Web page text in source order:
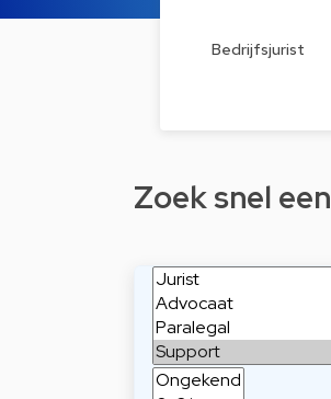
Bedrijfsjurist
Zoek snel